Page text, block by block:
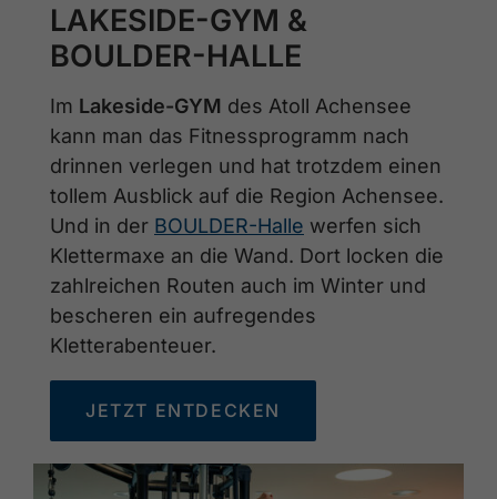
LAKESIDE-GYM &
BOULDER-HALLE
Im Lakeside-GYM des Atoll Achensee
kann man das Fitnessprogramm nach
drinnen verlegen und hat trotzdem einen
tollem Ausblick auf die Region Achensee.
Und in der BOULDER-Halle werfen sich
Klettermaxe an die Wand. Dort locken die
zahlreichen Routen auch im Winter und
bescheren ein aufregendes
Kletterabenteuer.
JETZT ENTDECKEN